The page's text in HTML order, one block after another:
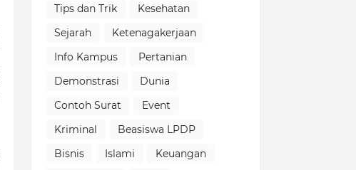
Tips dan Trik
Kesehatan
Sejarah
Ketenagakerjaan
Info Kampus
Pertanian
Demonstrasi
Dunia
Contoh Surat
Event
Kriminal
Beasiswa LPDP
Bisnis
Islami
Keuangan